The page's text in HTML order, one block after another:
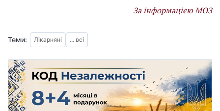
За інформацією МОЗ
Теми: Лікарняні ... всі